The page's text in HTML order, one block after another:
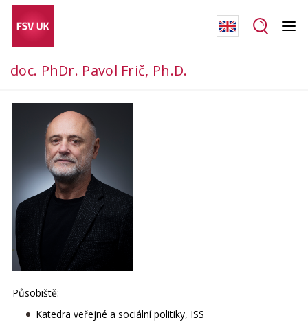
doc. PhDr. Pavol Frič, Ph.D.
Působiště:
Katedra veřejné a sociální politiky, ISS